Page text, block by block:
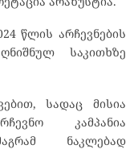
წლის არჩევნების
საკითხზე
სადაც მისია
კამპანია
ნაკლებად